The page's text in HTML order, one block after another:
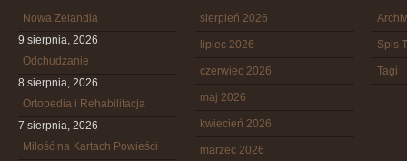
Nowa Zelandia
9 sierpnia, 2026
Odchudzanie
8 sierpnia, 2026
Ortopedia i Rehabilitacja
7 sierpnia, 2026
Miłość na Kartach Powieści
sierpień 2026
lipiec 2026
czerwiec 2026
maj 2026
kwiecień 2026
marzec 2026
Spis
Tagi